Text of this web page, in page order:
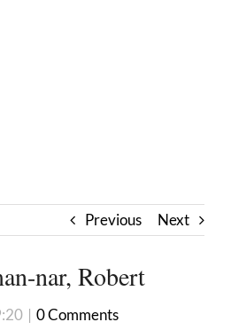
Previous Next
nar, Robert
| 0 Comments